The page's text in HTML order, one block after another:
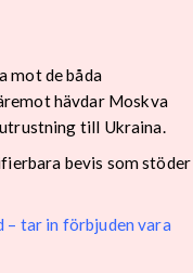
mot de båda
hävdar Moskva
till Ukraina.
bevis som stöder
– tar in förbjuden vara